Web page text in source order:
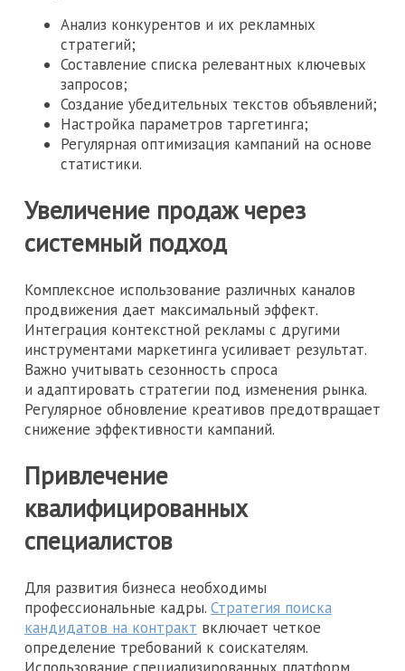
Анализ конкурентов и их рекламных
стратегий;
Составление списка релевантных ключевых
запросов;
Создание убедительных текстов объявлений;
Настройка параметров таргетинга;
Регулярная оптимизация кампаний на основе
статистики.
Увеличение продаж через
системный подход
Комплексное использование различных каналов
продвижения дает максимальный эффект.
Интеграция контекстной рекламы с другими
инструментами маркетинга усиливает результат.
Важно учитывать сезонность спроса
и адаптировать стратегии под изменения рынка.
Регулярное обновление креативов предотвращает
снижение эффективности кампаний.
Привлечение
квалифицированных
специалистов
Для развития бизнеса необходимы
профессиональные кадры. Стратегия поиска
кандидатов на контракт включает четкое
определение требований к соискателям.